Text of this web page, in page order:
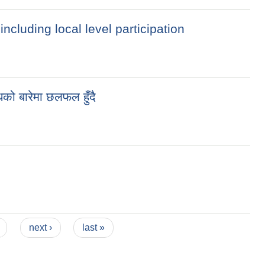
local level participation
बारेमा छलफल हुँदै
next › last »